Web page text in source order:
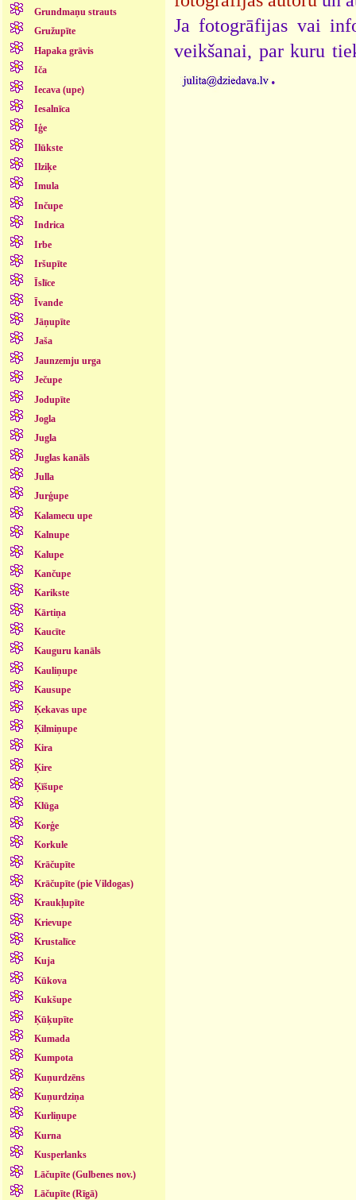
Grundmaņu strauts
Gružupīte
Hapaka grāvis
Iča
Iecava (upe)
Iesalnīca
Iģe
Ilūkste
Ilziķe
Imula
Inčupe
Indrica
Irbe
Iršupīte
Īslīce
Īvande
Jāņupīte
Jaša
Jaunzemju urga
Ječupe
Jodupīte
Jogla
Jugla
Juglas kanāls
Julla
Jurģupe
Kalamecu upe
Kalnupe
Kalupe
Kančupe
Karikste
Kārtiņa
Kaucīte
Kauguru kanāls
Kauliņupe
Kausupe
Ķekavas upe
Ķilmiņupe
Kira
Ķire
Ķīšupe
Klūga
Korģe
Korkule
Krāčupīte
Krāčupīte (pie Vildogas)
Kraukļupīte
Krievupe
Krustalīce
Kuja
Kūkova
Kukšupe
Ķūķupīte
Kumada
Kumpota
Kuņurdzēns
Kuņurdziņa
Kurliņupe
Kurna
Kusperlanks
Lāčupīte (Gulbenes nov.)
Lāčupīte (Rīgā)
Ja fotogrāfijas vai
veikšanai, par kuru
.